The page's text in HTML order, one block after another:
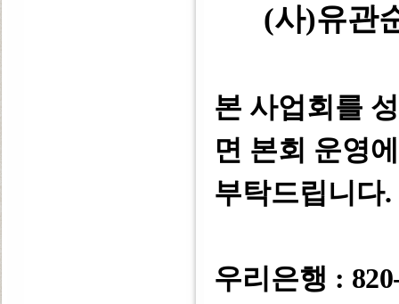
(사)유관
본 사업회를
면 본회 운영
부탁드립니다.
우리은행 :